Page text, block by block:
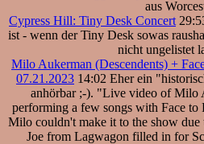
aus
Cypress Hill: Tiny Desk Concert
ist - wenn der Tiny Desk sowas
nicht ungelistet
Milo Aukerman (Descendents) +
07.21.2023 14:02 Eher ein
anhörbar ;-). "Live video of Milo
performing a few songs with Face to
Milo couldn't make it to the show
Joe from Lagwagon filled in for